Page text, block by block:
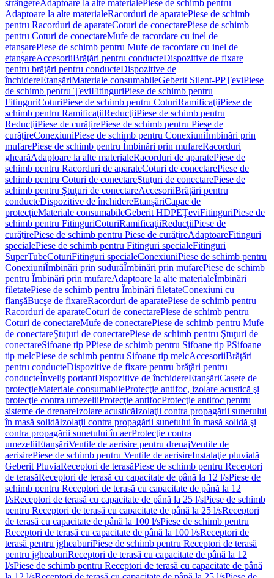
strângereAdaptoare la alte materialePiese de schimb pentru
Adaptoare la alte materialeRacorduri de aparatePiese de schimb
pentru Racorduri de aparateCoturi de conectarePiese de schimb
pentru Coturi de conectareMufe de racordare cu inel de
etanșarePiese de schimb pentru Mufe de racordare cu inel de
etanșareAccesoriiBrăţări pentru conducteDispozitive de fixare
pentru brăţări pentru conducteDispozitive de
închidereEtanșăriMateriale consumabileGeberit Silent-PPŢeviPiese
de schimb pentru ŢeviFitinguriPiese de schimb pentru
FitinguriCoturiPiese de schimb pentru CoturiRamificaţiiPiese de
schimb pentru RamificaţiiReducţiiPiese de schimb pentru
ReducţiiPiese de curățirePiese de schimb pentru Piese de
curățireConexiuniPiese de schimb pentru ConexiuniÎmbinări prin
mufarePiese de schimb pentru Îmbinări prin mufareRacorduri
ghearăAdaptoare la alte materialeRacorduri de aparatePiese de
schimb pentru Racorduri de aparateCoturi de conectarePiese de
schimb pentru Coturi de conectareŞtuţuri de conectarePiese de
schimb pentru Ştuţuri de conectareAccesoriiBrățări pentru
conducteDispozitive de închidereEtanșăriCapac de
protecțieMateriale consumabileGeberit HDPEŢeviFitinguriPiese de
schimb pentru FitinguriCoturiRamificaţiiReducţiiPiese de
curățirePiese de schimb pentru Piese de curățireAdaptoareFitinguri
specialePiese de schimb pentru Fitinguri specialeFitinguri
SuperTubeCoturiFitinguri specialeConexiuniPiese de schimb pentru
ConexiuniÎmbinări prin sudurăÎmbinări prin mufarePiese de schimb
pentru Îmbinări prin mufareAdaptoare la alte materialeÎmbinări
filetatePiese de schimb pentru Îmbinări filetateConexiuni cu
flanşăBucşe de fixareRacorduri de aparatePiese de schimb pentru
Racorduri de aparateCoturi de conectarePiese de schimb pentru
Coturi de conectareMufe de conectarePiese de schimb pentru Mufe
de conectareŞtuţuri de conectarePiese de schimb pentru Ştuţuri de
conectareSifoane tip PPiese de schimb pentru Sifoane tip PSifoane
tip melcPiese de schimb pentru Sifoane tip melcAccesoriiBrăţări
pentru conducteDispozitive de fixare pentru brăţări pentru
conducteÎnveliş portantDispozitive de închidereEtanșăriCasete de
protecţieMateriale consumabileProtecţie antifoc, izolare acustică şi
protecţie contra umezeliiProtecţie antifocProtecţie antifoc pentru
sisteme de drenareIzolare acusticăIzolaţii contra propagării sunetului
în masă solidăIzolaţii contra propagării sunetului în masă solidă şi
contra propagării sunetului în aerProtecţie contra
umezeliiEtanşăriVentile de aerisire pentru drenajVentile de
aerisirePiese de schimb pentru Ventile de aerisireInstalaţie pluvială
Geberit PluviaReceptori de terasăPiese de schimb pentru Receptori
de terasăReceptori de terasă cu capacitate de până la 12 l/sPiese de
schimb pentru Receptori de terasă cu capacitate de până la 12
l/sReceptori de terasă cu capacitate de până la 25 l/sPiese de schimb
pentru Receptori de terasă cu capacitate de până la 25 l/sReceptori
de terasă cu capacitate de până la 100 l/sPiese de schimb pentru
Receptori de terasă cu capacitate de până la 100 l/sReceptori de
terasă pentru jgheaburiPiese de schimb pentru Receptori de terasă
pentru jgheaburiReceptori de terasă cu capacitate de până la 12
l/sPiese de schimb pentru Receptori de terasă cu capacitate de până